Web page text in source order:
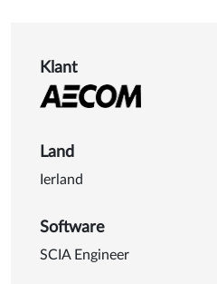
Details van
Klant
Land
Ierland
Software
SCIA Engineer